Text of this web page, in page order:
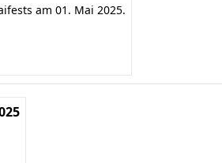
am 01. Mai 2025.